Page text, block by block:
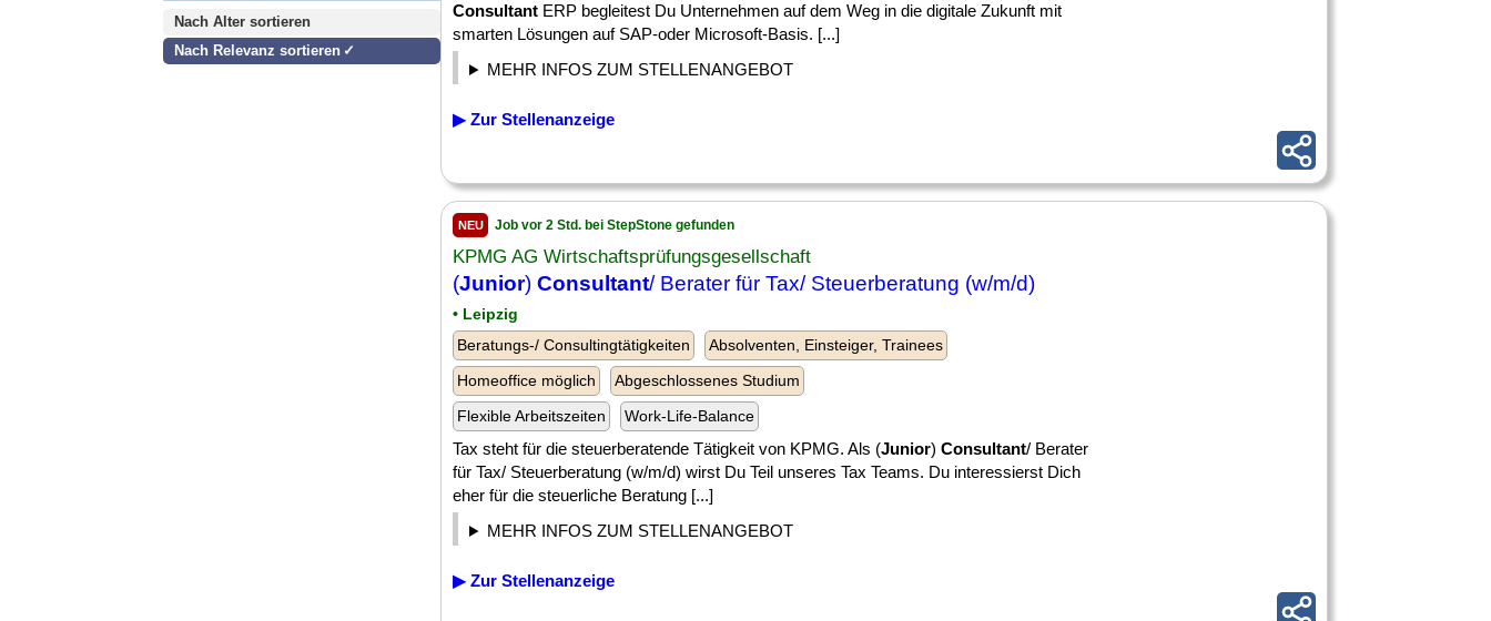
Nach Alter sortieren
Nach Relevanz sortieren
Consultant ERP begleitest Du Unternehmen auf dem Weg in die digitale Zukunft mit
smarten Lösungen auf SAP-oder Microsoft-Basis. [...]
MEHR INFOS ZUM STELLENANGEBOT
▶ Zur Stellenanzeige
NEU Job vor 2 Std. bei StepStone gefunden
KPMG AG Wirtschaftsprüfungsgesellschaft
(Junior) Consultant/ Berater für Tax/ Steuerberatung (w/m/d)
• Leipzig
Beratungs-/ Consultingtätigkeiten
Absolventen, Einsteiger, Trainees
Homeoffice möglich
Abgeschlossenes Studium
Flexible Arbeitszeiten
Work-Life-Balance
Tax steht für die steuerberatende Tätigkeit von KPMG. Als (Junior) Consultant/ Berater
für Tax/ Steuerberatung (w/m/d) wirst Du Teil unseres Tax Teams. Du interessierst Dich
eher für die steuerliche Beratung [...]
MEHR INFOS ZUM STELLENANGEBOT
▶ Zur Stellenanzeige